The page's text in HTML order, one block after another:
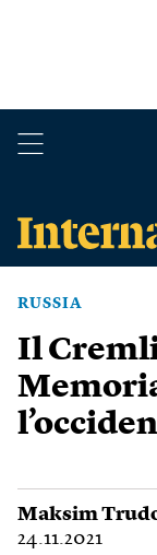
RUSSIA
Il
Maksim
24.11.2021